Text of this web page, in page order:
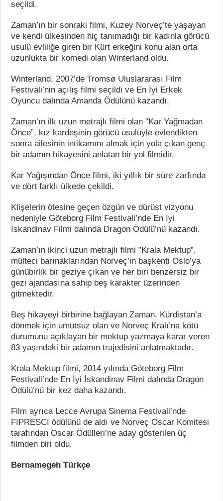
seçildi.
Zaman’ın bir sonraki filmi, Kuzey Norveç’te yaşayan
ve kendi ülkesinden hiç tanımadığı bir kadınla görücü
usulü evliliğe giren bir Kürt erkeğini konu alan orta
uzunlukta bir komedi olan Winterland oldu.
Winterland, 2007’de Tromsø Uluslararası Film
Festivali’nin açılış filmi seçildi ve En İyi Erkek
Oyuncu dalında Amanda Ödülünü kazandı.
Zaman’ın ilk uzun metrajlı filmi olan ”Kar Yağmadan
Önce”, kız kardeşinin görücü usulüyle evlendikten
sonra ailesinin intikamını almak için yola çıkan genç
bir adamın hikayesini anlatan bir yol filmidir.
Kar Yağışından Önce filmi, iki yıllık bir süre zarfında
ve dört farklı ülkede çekildi.
Klişelerin ötesine geçen özgün ve dürüst vizyonu
nedeniyle Göteborg Film Festivali’nde En İyi
İskandinav Filmi dalında Dragon Ödülü’nü kazandı.
Zaman’ın ikinci uzun metrajlı filmi ”Krala Mektup”,
mülteci barınaklarından Norveç’in başkenti Oslo’ya
günübirlik bir geziye çıkan ve her biri benzersiz bir
gezi ajandasına sahip beş karakter üzerinden
gitmektedir.
Beş hikayeyi birbirine bağlayan Zaman, Kürdistan’a
dönmek için umutsuz olan ve Norveç Kralı’na kötü
durumunu açıklayan bir mektup yazmaya karar veren
83 yaşındaki bir adamın trajedisini anlatmaktadır.
Krala Mektup filmi, 2014 yılında Göteborg Film
Festivali’nde En İyi İskandinav Filmi dalında Dragon
Ödülü’nü bir kez daha kazandı.
Film ayrıca Lecce Avrupa Sinema Festivali’nde
FIPRESCI ödülünü de aldı ve Norveç Oscar Komitesi
tarafından Oscar Ödülleri’ne aday gösterilen üç
filmden biri oldu.
Bernamegeh Türkçe